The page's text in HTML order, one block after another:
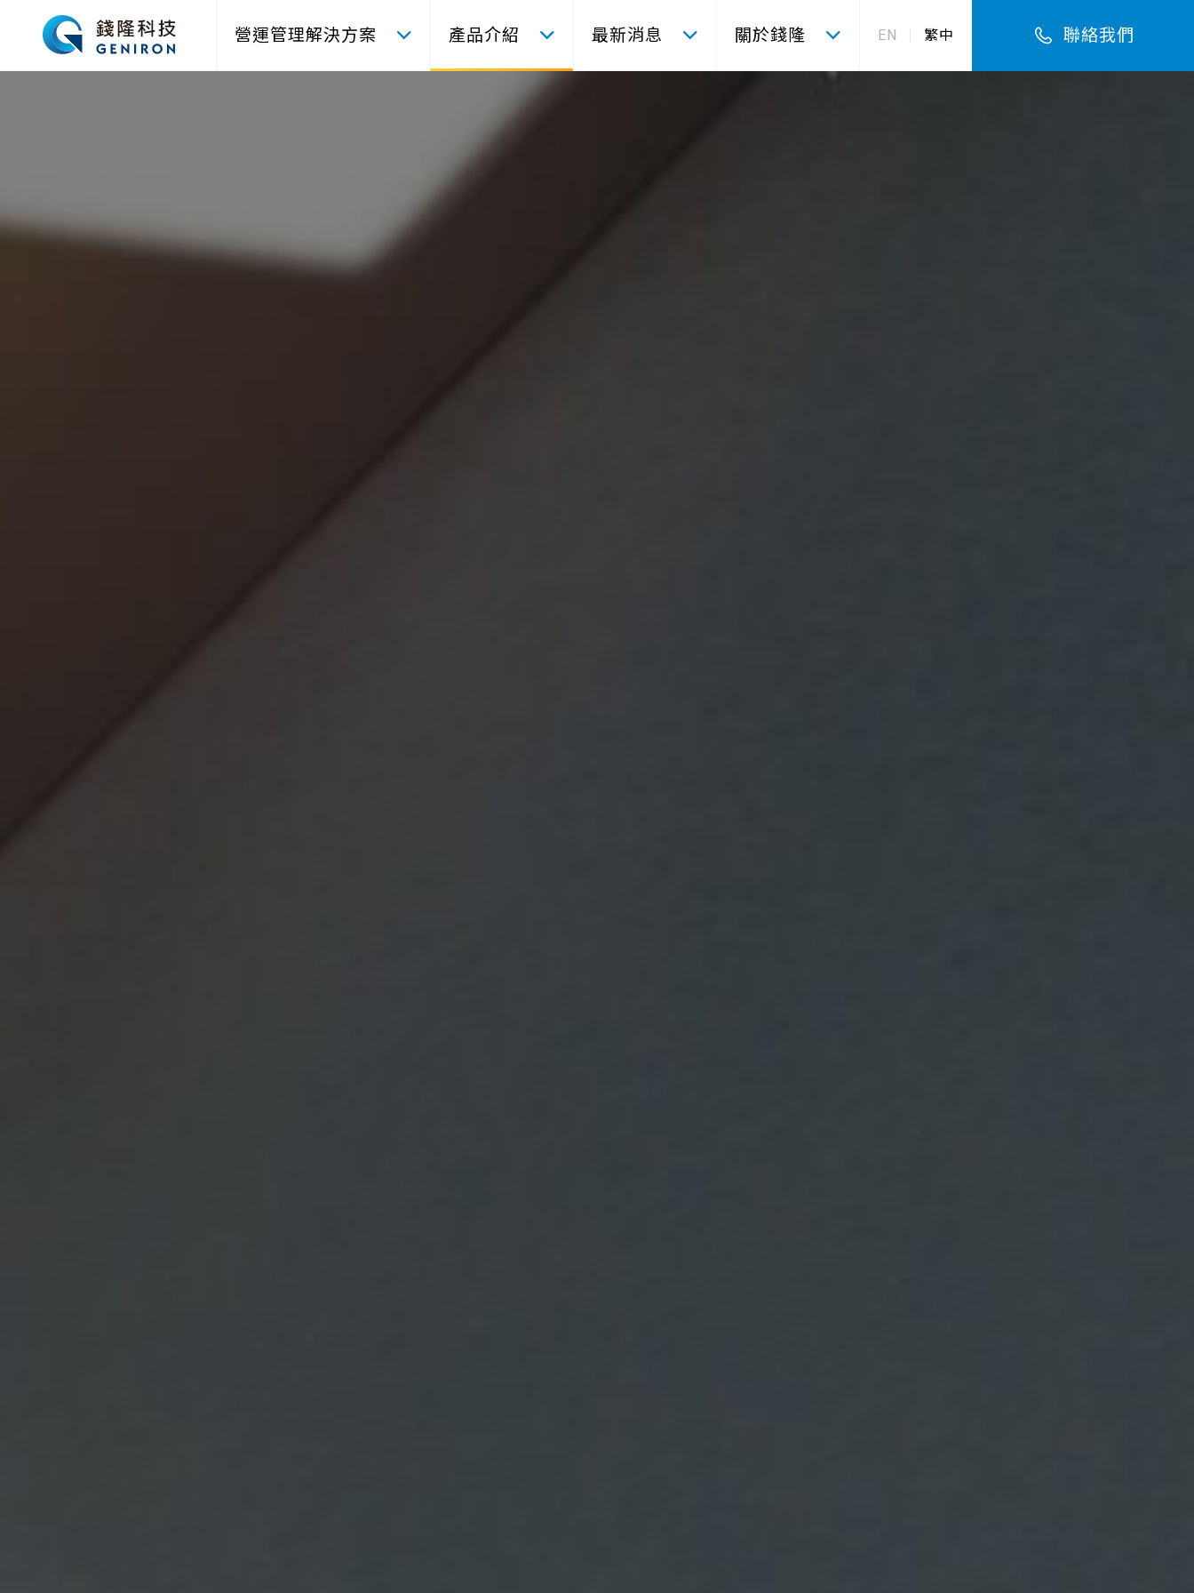
營運管理解決方案 產品介紹 最新消息 關於錢隆 EN 繁中 聯絡我們